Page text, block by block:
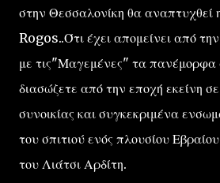
στην Θεσσαλονίκη θα αναπτυχθεί
Rogos..Ότι έχει απομείνει από
με τις"Μαγεμένες" τα
διασώζετε από την εποχή εκείνη
συνοικίας και συγκεκριμένα
του σπιτιού ενός πλουσίου
του Λιάτσι Αρδίτη.